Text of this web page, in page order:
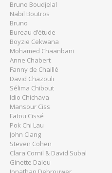
Bruno Boudjelal
Nabil Boutros
Bruno
Bureau d’étude
Boyzie Cekwana
Mohamed Chaanbani
Anne Chabert
Fanny de Chaillé
David Chazouli
Sélima Chibout
Idio Chichava
Mansour Ciss
Fatou Cissé
Pok Chi Lau
John Clang
Steven Cohen
Clara Cornil & David Subal
Ginette Daleu